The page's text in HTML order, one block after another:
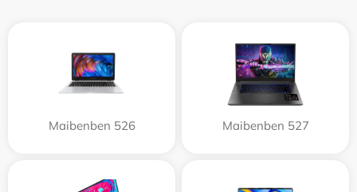
Maibenben 526 Maibenben 527